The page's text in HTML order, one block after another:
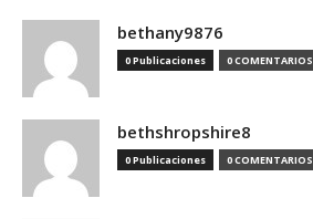
bethany9876
0 Publicaciones 0 COMENTARIOS
bethshropshire8
0 Publicaciones 0 COMENTARIOS